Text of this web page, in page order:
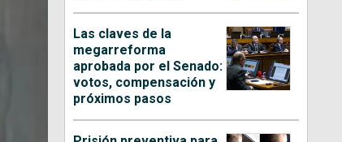
Las claves de la
megarreforma
aprobada por el Senado:
votos, compensación y
próximos pasos